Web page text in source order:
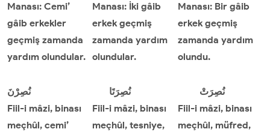
Manası: Cemi’
gâib erkekler
geçmiş zamanda
yardım olundular.
Manası: İki gâib
erkek geçmiş
zamanda yardım
olundular.
Manası: Bir gâib
erkek geçmiş
zamanda yardım
olundu.
نُصِرْنَ
Fiil-i mâzi, binası
meçhûl, cemi’
نُصِرَتَا
Fiil-i mâzi, binası
meçhûl, tesniye,
نُصِرَتْ
Fiil-i mâzi, binası
meçhûl, müfred,